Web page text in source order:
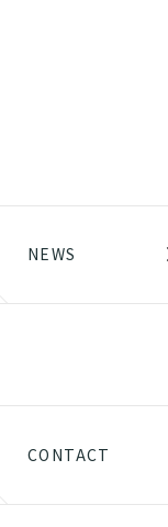
NEWS
CONTACT